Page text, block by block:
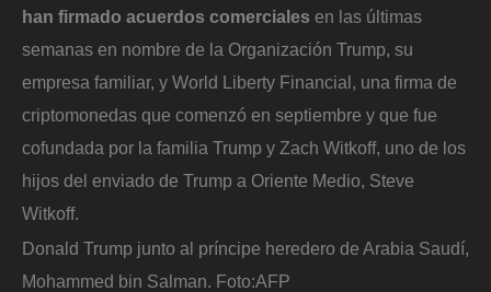
han firmado acuerdos comerciales en las últimas
semanas en nombre de la Organización Trump, su
empresa familiar, y World Liberty Financial, una firma de
criptomonedas que comenzó en septiembre y que fue
cofundada por la familia Trump y Zach Witkoff, uno de los
hijos del enviado de Trump a Oriente Medio, Steve
Witkoff.
Donald Trump junto al príncipe heredero de Arabia Saudí,
Mohammed bin Salman. Foto:AFP